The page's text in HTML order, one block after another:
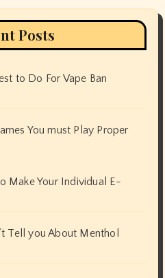
Posts
to Do For Vape Ban
You must Play Proper
Make Your Individual E-
Tell you About Menthol